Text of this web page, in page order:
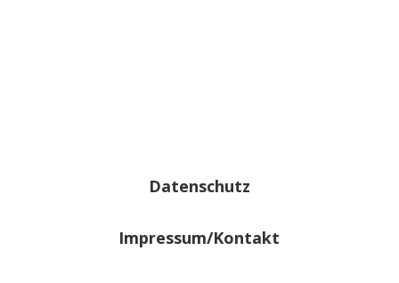
Datenschutz
Impressum/Kontakt